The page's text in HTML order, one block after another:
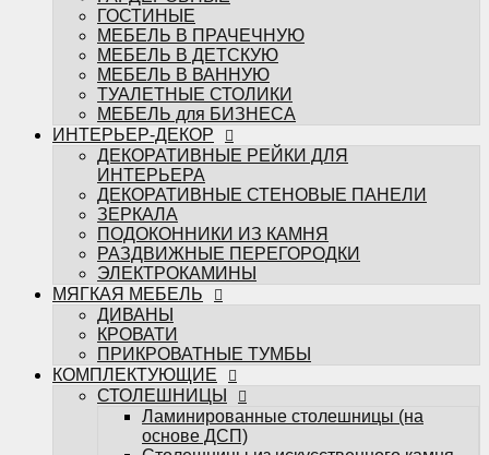
ЭЛЕКТРОКАМИНЫ
МЯГКАЯ МЕБЕЛЬ
ДИВАНЫ
КРОВАТИ
ПРИКРОВАТНЫЕ ТУМБЫ
КОМПЛЕКТУЮЩИЕ
СТОЛЕШНИЦЫ
Ламинированные столешницы (на
основе ДСП)
Столешницы из искусственного камня
Столешницы из кварца
МЕБЕЛЬНЫЕ ФАСАДЫ
ФРЕЗЕРОВКИ МЕБАСО
ФАСАДЫ В ПЛАСТИКЕ
Фасады CLEAF
Фасады FENIX
Фасады MATTELUX
Фасады ARPA
Фасады AGT
КРАШЕННЫЕ ФАСАДЫ (ЭМАЛЬ)
ФАСАДЫ В ПЛЁНКЕ ПВХ
Пленки ADILET
ГОСТИНЫЕ
МЕБЕЛЬ В ПРАЧЕЧНУЮ
МЕБЕЛЬ В ДЕТСКУЮ
МЕБЕЛЬ В ВАННУЮ
ТУАЛЕТНЫЕ СТОЛИКИ
МЕБЕЛЬ для БИЗНЕСА
ИНТЕРЬЕР-ДЕКОР
ДЕКОРАТИВНЫЕ РЕЙКИ ДЛЯ
ИНТЕРЬЕРА
ДЕКОРАТИВНЫЕ СТЕНОВЫЕ ПАНЕЛИ
ЗЕРКАЛА
ПОДОКОННИКИ ИЗ КАМНЯ
РАЗДВИЖНЫЕ ПЕРЕГОРОДКИ
ЭЛЕКТРОКАМИНЫ
МЯГКАЯ МЕБЕЛЬ
ДИВАНЫ
КРОВАТИ
ПРИКРОВАТНЫЕ ТУМБЫ
КОМПЛЕКТУЮЩИЕ
СТОЛЕШНИЦЫ
Ламинированные столешницы (на
основе ДСП)